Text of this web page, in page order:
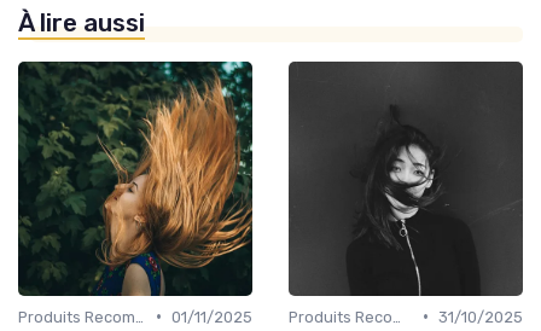
À lire aussi
• 01/11/2025
• 31/10/2025